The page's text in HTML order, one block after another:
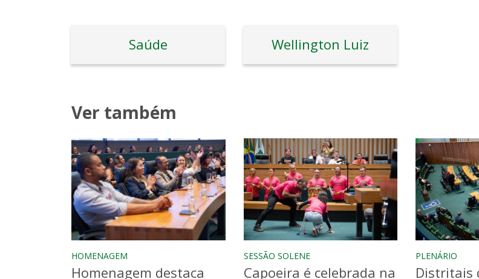
Saúde Wellington Luiz
Ver também
HOMENAGEM
Homenagem destaca
SESSÃO SOLENE
Capoeira é celebrada na
PLENÁRIO
Distritais